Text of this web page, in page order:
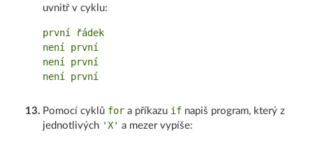
uvnitř v cyklu:
první řádek
není první
není první
13. Pomocí cyklů for a příkazu if napiš program, který z
jednotlivých 'X' a mezer vypíše: